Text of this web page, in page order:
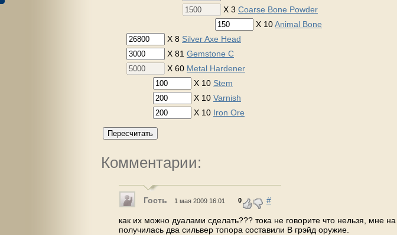
X 3 Coarse Bone Powder
X 10Animal Bone
X 8 Silver Axe Head
X 81 Gemstone C
X 60 Metal Hardener
X 10 Stem
X 10 Varnish
X 10 Iron Ore
Пересчитать
Комментарии:
Гость 1 мая 2009 16:01 0 #
как их можно дуалами сделать??? тока не говорите что нельзя, мне на
получилась два сильвер топора составили В грэйд оружие.